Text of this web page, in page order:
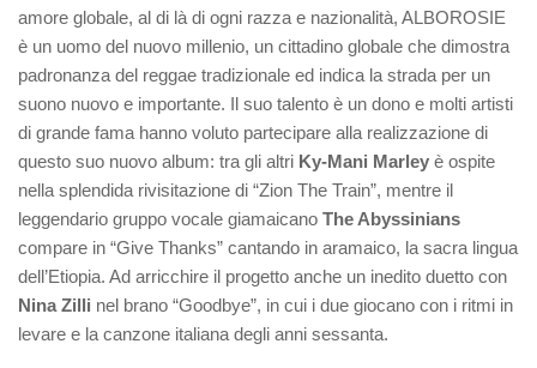
amore globale, al di là di ogni razza e nazionalità, ALBOROSIE
è un uomo del nuovo millenio, un cittadino globale che dimostra
padronanza del reggae tradizionale ed indica la strada per un
suono nuovo e importante. Il suo talento è un dono e molti artisti
di grande fama hanno voluto partecipare alla realizzazione di
questo suo nuovo album: tra gli altri Ky-Mani Marley è ospite
nella splendida rivisitazione di “Zion The Train”, mentre il
leggendario gruppo vocale giamaicano The Abyssinians
compare in “Give Thanks” cantando in aramaico, la sacra lingua
dell’Etiopia. Ad arricchire il progetto anche un inedito duetto con
Nina Zilli nel brano “Goodbye”, in cui i due giocano con i ritmi in
levare e la canzone italiana degli anni sessanta.